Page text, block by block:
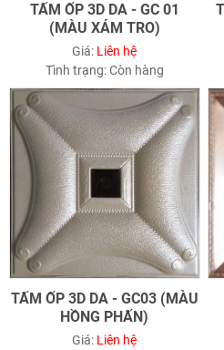
TẤM ỐP 3D DA - GC 01
(MÀU XÁM TRO)
Giá: Liên hệ
Tình trạng:Còn hàng
TẤM ỐP 3D DA - GC03 (MÀU
HỒNG PHẤN)
Giá: Liên hệ